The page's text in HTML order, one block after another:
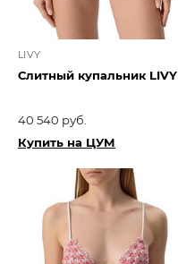
LIVY
Слитный купальник LIVY
40 540 руб.
Купить на ЦУМ